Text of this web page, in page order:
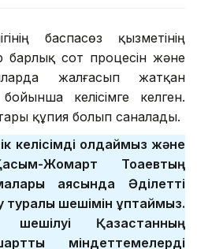
баспасөз қызметінің
барлық сот процесін және
жалғасып жатқан
келісімге келген.
құпия болып саналады.
келісімді қолдаймыз және
Жомарт Тоқаевтың
аясында Әділетті
туралы шешімін құптаймыз.
Қазақстанның
міндеттемелерді